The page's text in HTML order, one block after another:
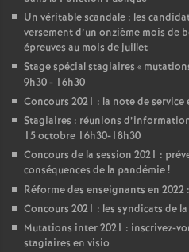
Un véritable scandale : les
versement d’un onzième mois de
épreuves au mois de juillet
Stage spécial stagiaires «
9h30 - 16h30
Concours 2021 : la note de service
Stagiaires : réunions
15 octobre 16h30-18h30
Concours de la session 2021 :
conséquences de la pandémie!
Réforme des enseignants en
Concours 2021 : les syndicats de
Mutations inter 2021 : inscrivez-
stagiaires en visio